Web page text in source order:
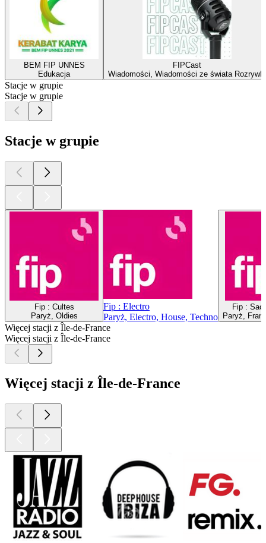
BEM FIP UNNES
Edukacja
FIPCast
Wiadomości, Wiadomości ze świata Rozrywki
Stacje w grupie
Stacje w grupie
Stacje w grupie
Fip : Cultes
Paryż, Oldies
Fip : Electro
Paryż, Electro, House, Techno
Fip :
Paryż,
Więcej stacji z Île-de-France
Więcej stacji z Île-de-France
Więcej stacji z Île-de-France